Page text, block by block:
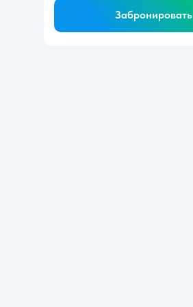
Забронировать